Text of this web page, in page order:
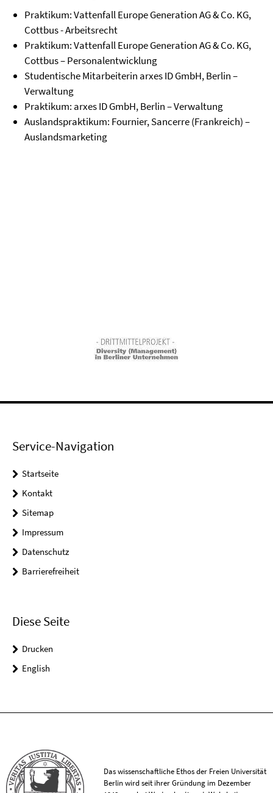
Praktikum: Vattenfall Europe Generation AG & Co. KG,
Cottbus - Arbeitsrecht
Praktikum: Vattenfall Europe Generation AG & Co. KG,
Cottbus – Personalentwicklung
Studentische Mitarbeiterin arxes ID GmbH, Berlin –
Verwaltung
Praktikum: arxes ID GmbH, Berlin – Verwaltung
Auslandspraktikum: Fournier, Sancerre (Frankreich) –
Auslandsmarketing
Service-Navigation
Startseite
Kontakt
Sitemap
Impressum
Datenschutz
Barrierefreiheit
Diese Seite
Drucken
English
Das wissenschaftliche Ethos der Freien Universität
Berlin wird seit ihrer Gründung im Dezember